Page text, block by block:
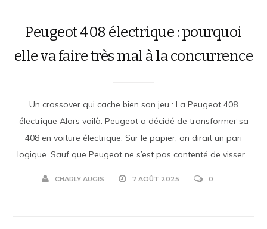
Peugeot 408 électrique : pourquoi
elle va faire très mal à la concurrence
Un crossover qui cache bien son jeu : La Peugeot 408
électrique Alors voilà. Peugeot a décidé de transformer sa
408 en voiture électrique. Sur le papier, on dirait un pari
logique. Sauf que Peugeot ne s’est pas contenté de visser...
CHARLY AUGIS 7 AOÛT 2025 0